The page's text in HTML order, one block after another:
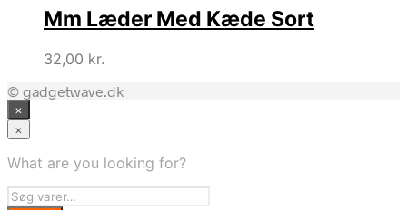
Mm Læder Med Kæde Sort
32,00 kr.
© gadgetwave.dk
×
×
What are you looking for?